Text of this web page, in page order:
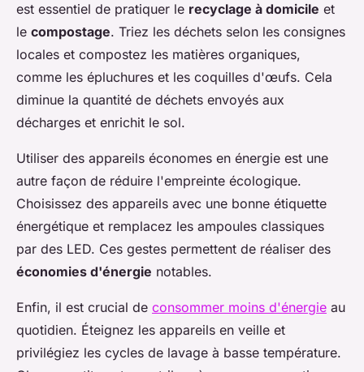
est essentiel de pratiquer le recyclage à domicile et
le compostage. Triez les déchets selon les consignes
locales et compostez les matières organiques,
comme les épluchures et les coquilles d'œufs. Cela
diminue la quantité de déchets envoyés aux
décharges et enrichit le sol.
Utiliser des appareils économes en énergie est une
autre façon de réduire l'empreinte écologique.
Choisissez des appareils avec une bonne étiquette
énergétique et remplacez les ampoules classiques
par des LED. Ces gestes permettent de réaliser des
économies d'énergie notables.
Enfin, il est crucial de consommer moins d'énergie au
quotidien. Éteignez les appareils en veille et
privilégiez les cycles de lavage à basse température.